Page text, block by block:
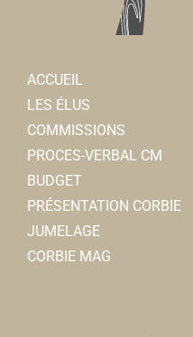
ACCUEIL
LES ÉLUS
COMMISSIONS
PROCES-VERBAL CM
BUDGET
PRÉSENTATION CORBIE
JUMELAGE
CORBIE MAG